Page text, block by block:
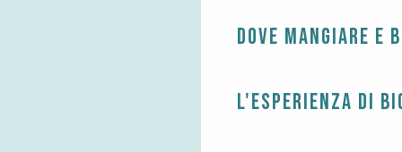
Dove mangiare e
L'esperienza di